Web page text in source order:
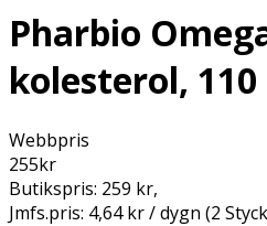
Pharbio
kolesterol, 110
Webbpris
255kr
Butikspris: 259 kr,
Jmfs.pris: 4,64 kr / dygn (2